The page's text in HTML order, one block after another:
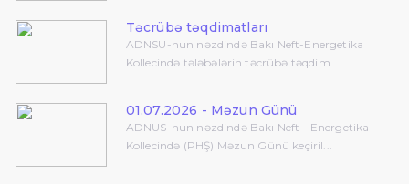
Təcrübə təqdimatları
ADNSU-nun nəzdində Bakı Neft-Energetika
Kollecində tələbələrin təcrübə təqdim...
01.07.2026 - Məzun Günü
ADNUS-nun nəzdində Bakı Neft - Energetika
Kollecində (PHŞ) Məzun Günü keçiril...